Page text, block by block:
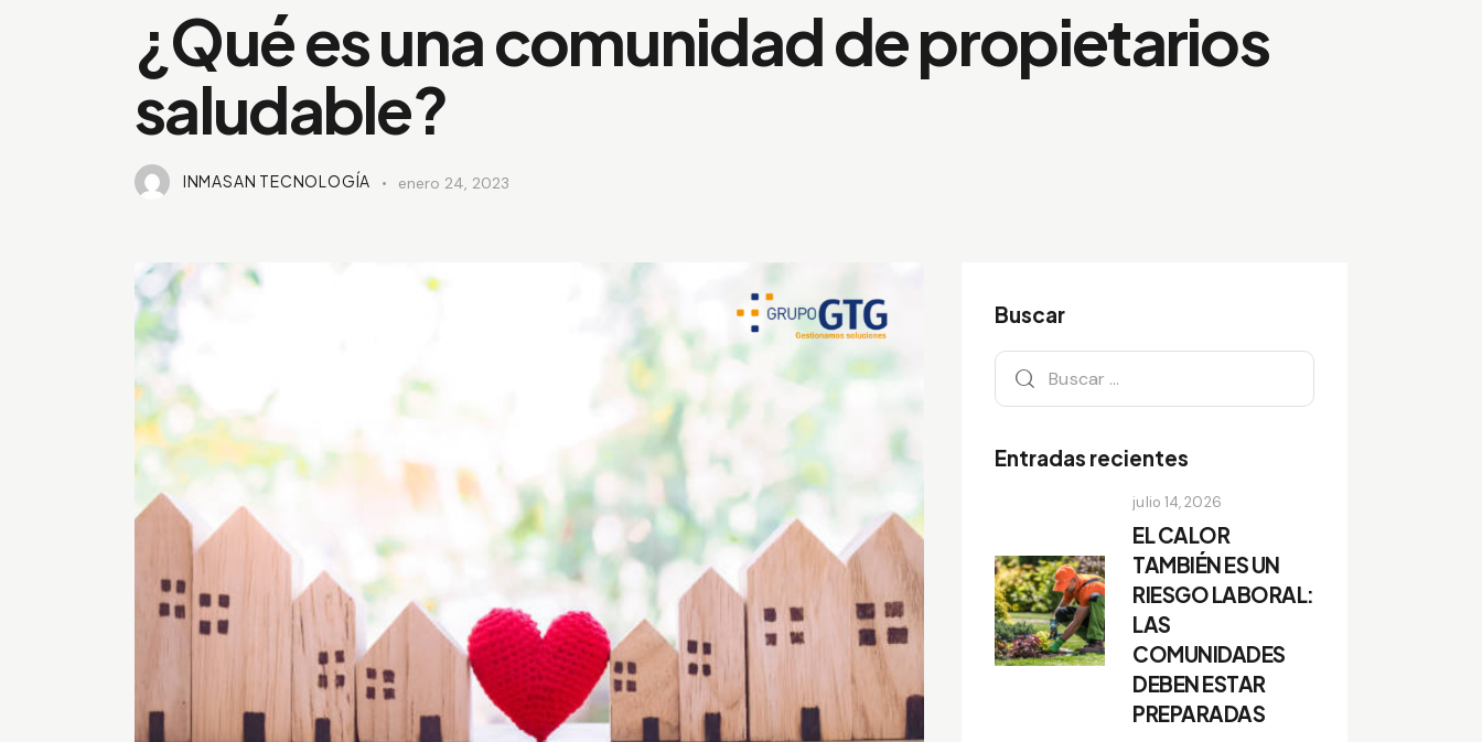
¿Qué es una comunidad de propietarios
saludable?
INMASAN TECNOLOGÍA enero 24, 2023
Buscar
Buscar:
Entradas recientes
julio 14, 2026
EL CALOR
TAMBIÉN ES UN
RIESGO LABORAL:
LAS
COMUNIDADES
DEBEN ESTAR
PREPARADAS